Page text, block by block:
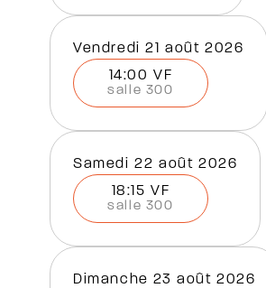
vendredi 21 août 2026
14:00 VF
salle 300
samedi 22 août 2026
18:15 VF
salle 300
dimanche 23 août 2026